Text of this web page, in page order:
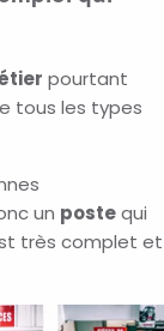
pourtant
tous les types
un postequi
très complet et